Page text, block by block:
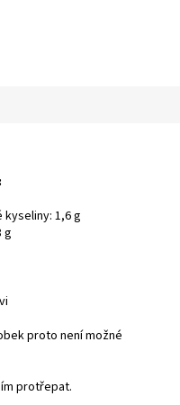
1,6 g
g
proto není možné
protřepat.